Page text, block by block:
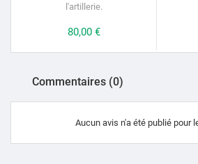
l'artillerie.
Prix
80,00 €
Commentaires (0)
Aucun avis n'a été publié pour